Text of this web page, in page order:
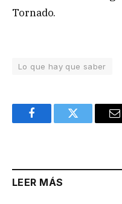
Tornado.
Lo que hay que saber
FacebookTwitter
LEER MÁS